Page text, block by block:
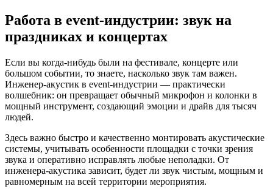
Работа в event-индустрии: звук на
праздниках и концертах
Если вы когда-нибудь были на фестивале, концерте или
большом событии, то знаете, насколько звук там важен.
Инженер-акустик в event-индустрии — практически
волшебник: он превращает обычный микрофон и колонки в
мощный инструмент, создающий эмоции и драйв для тысяч
людей.
Здесь важно быстро и качественно монтировать акустические
системы, учитывать особенности площадки с точки зрения
звука и оперативно исправлять любые неполадки. От
инженера-акустика зависит, будет ли звук чистым, мощным и
равномерным на всей территории мероприятия.